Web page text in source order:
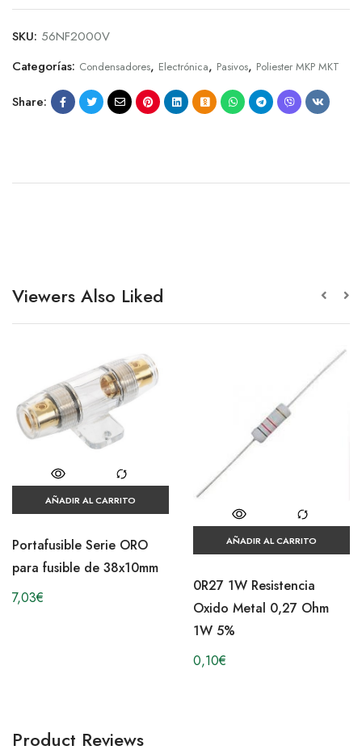
SKU: 56NF2000V
Categorías: Condensadores, Electrónica, Pasivos, Poliester MKP MKT
Share:
Viewers Also Liked
AÑADIR AL CARRITO
Portafusible Serie ORO
para fusible de 38x10mm
7,03€
AÑADIR AL CARRITO
0R27 1W Resistencia
Oxido Metal 0,27 Ohm
1W 5%
0,10€
Product Reviews